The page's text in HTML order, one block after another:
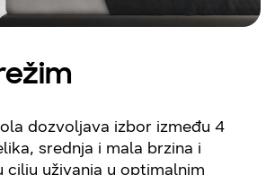
dozvoljava izbor između 4
srednja i mala brzina i
cilju uživanja u optimalnim